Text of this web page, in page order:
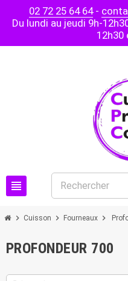
02 72 25 64 64-
Du lundi au jeudi 9h-
12h30
view_headline
chevron_right Cuisson chevron_right Fourneaux chevron_right
PROFONDEUR 700